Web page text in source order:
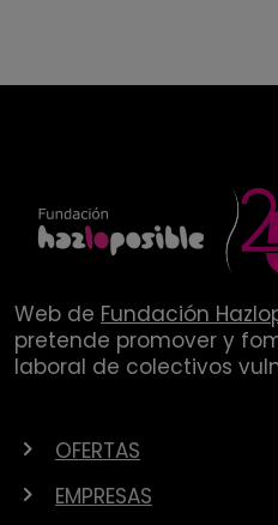
Web de Fundación
pretende promover y
laboral de colectivos
OFERTAS
EMPRESAS